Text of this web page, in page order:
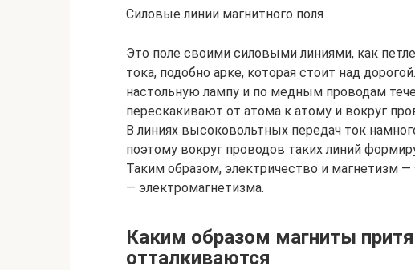
Силовые линии магнитного поля
Это поле своими силовыми линиями, как
тока, подобно арке, которая стоит над
настольную лампу и по медным проводам
перескакивают от атома к атому и вокруг
В линиях высоковольтных передач ток
поэтому вокруг проводов таких линий
Таким образом, электричество и магнетизм
— электромагнетизма.
Каким образом магниты
отталкиваются